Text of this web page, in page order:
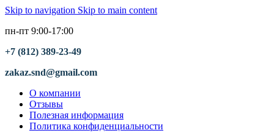
Skip to navigation Skip to main content
пн-пт 9:00-17:00
+7 (812) 389-23-49
zakaz.snd@gmail.com
О компании
Отзывы
Полезная информация
Политика конфиденциальности